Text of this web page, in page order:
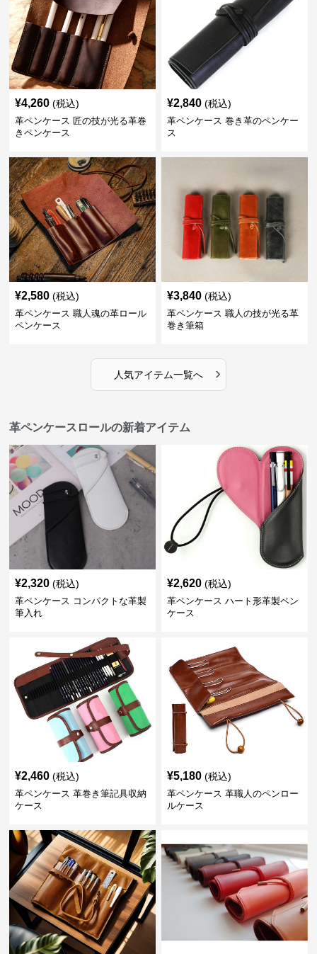
¥4,260 (税込)
革ペンケース 匠の技が光る革巻
きペンケース
¥2,840 (税込)
革ペンケース 巻き革のペンケー
ス
¥2,580 (税込)
革ペンケース 職人魂の革ロール
ペンケース
¥3,840 (税込)
革ペンケース 職人の技が光る革
巻き筆箱
人気アイテム一覧へ ›
革ペンケースロールの新着アイテム
¥2,320 (税込)
革ペンケース コンパクトな革製
筆入れ
¥2,620 (税込)
革ペンケース ハート形革製ペン
ケース
¥2,460 (税込)
革ペンケース 革巻き筆記具収納
ケース
¥5,180 (税込)
革ペンケース 革職人のペンロー
ルケース